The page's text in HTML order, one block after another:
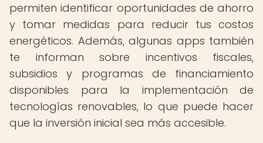
permiten identificar oportunidades de ahorro
y tomar medidas para reducir tus costos
energéticos. Además, algunas apps también
te informan sobre incentivos fiscales,
subsidios y programas de financiamiento
disponibles para la implementación de
tecnologías renovables, lo que puede hacer
que la inversión inicial sea más accesible.